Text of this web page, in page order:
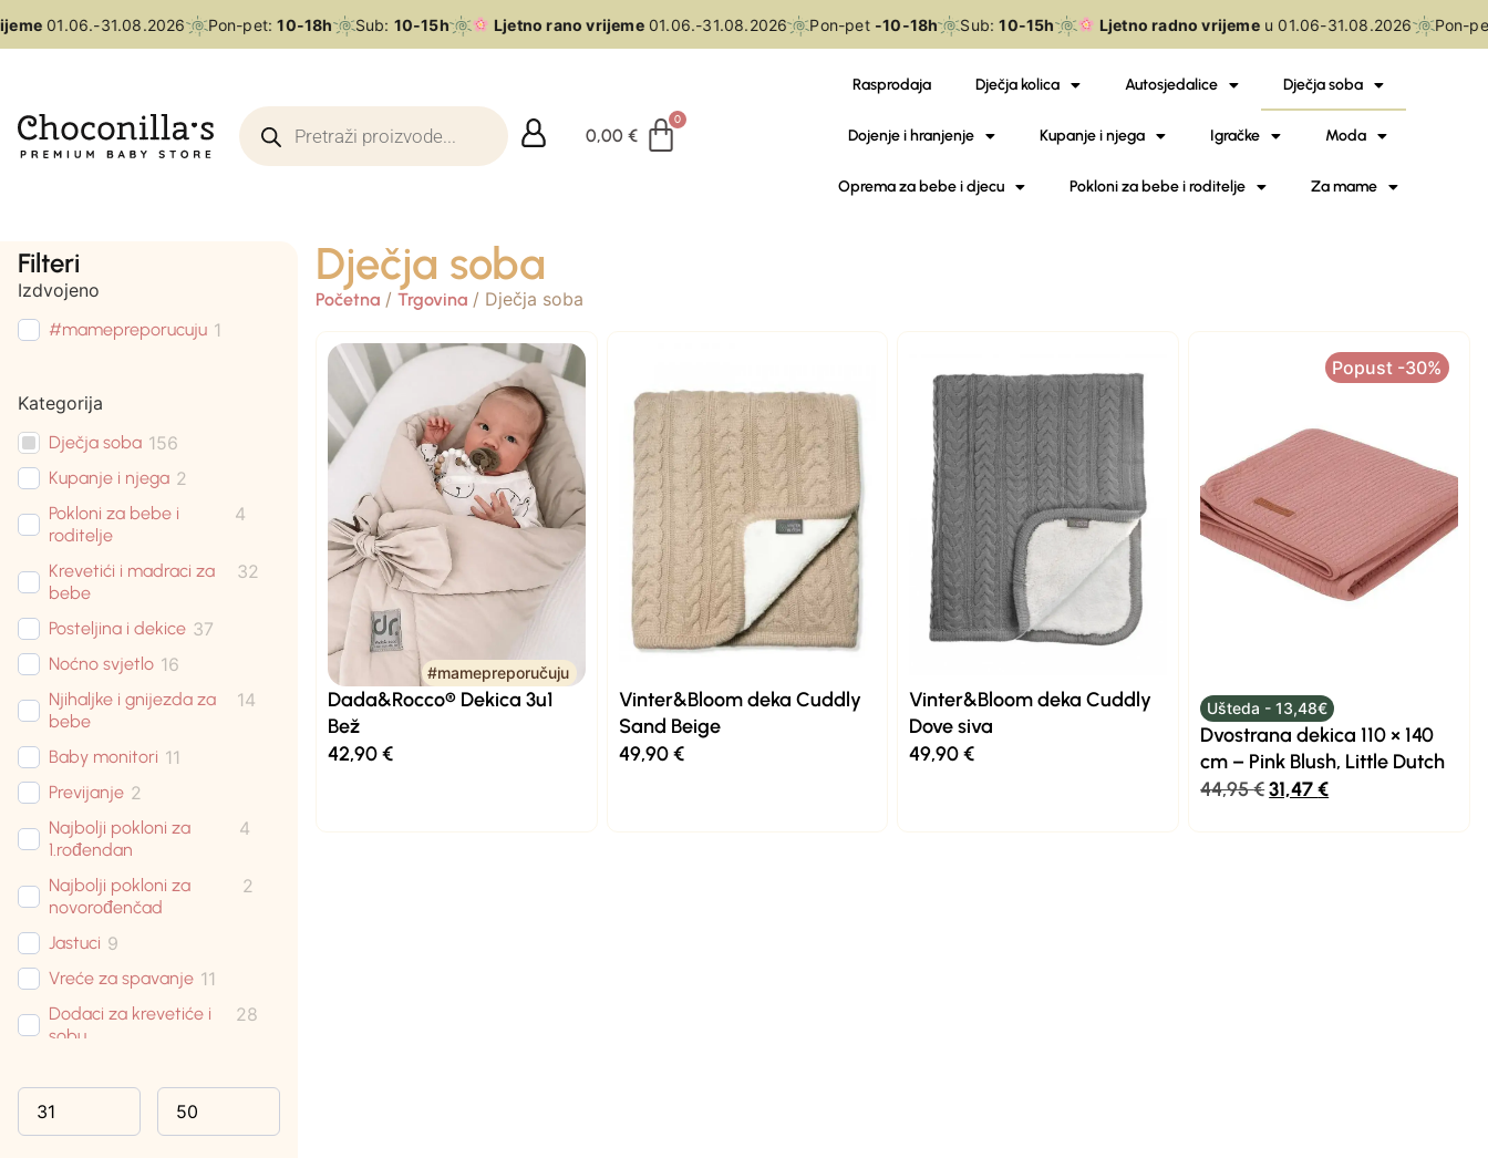
01.06.-31.08.2026 Pon-pet:10-18h Sub:10-15h Ljetno rano vrijeme01.06.-31.08.2026 Pon-pet-10-18h Sub:10-15h Ljetno radno vrijemeu 01.06-31.08.2026 Pon-
0,00€
Rasprodaja Dječja kolica Autosjedalice Dječja soba
Dojenje i hranjenje Kupanje i njega Igračke Moda
Oprema za bebe i djecu Pokloni za bebe i roditelje Za mame
Filteri
Izdvojeno
#mamepreporucuju 1
Kategorija
Dječja soba 156
Kupanje i njega 2
Pokloni za bebe i
roditelje
4
Krevetići i madraci za
bebe
32
Posteljina i dekice 37
Noćno svjetlo 16
Njihaljke i gnijezda za
bebe
14
Baby monitori 11
Previjanje 2
Najbolji pokloni za
1.rođendan
4
Najbolji pokloni za
novorođenčad
2
Jastuci 9
Vreće za spavanje 11
Dodaci za krevetiće i
sobu
28
Madraci
Putni krevetići 5
Dječja soba
Početna/ Trgovina/ Dječja soba
#mamepreporučuju
Dada&Rocco® Dekica 3u1
Bež
42,90€
Vinter&Bloom deka Cuddly
Sand Beige
49,90€
Vinter&Bloom deka Cuddly
Dove siva
49,90€
Popust -30%
Ušteda - 13,48€
Dvostrana dekica 110 × 140
cm – Pink Blush, Little Dutch
44,95€31,47€